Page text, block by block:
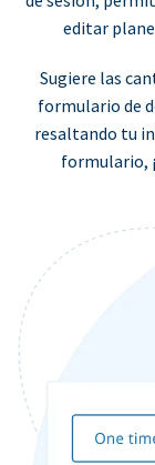
editar
Sugiere las
formulario de
resaltando tu
formulario,